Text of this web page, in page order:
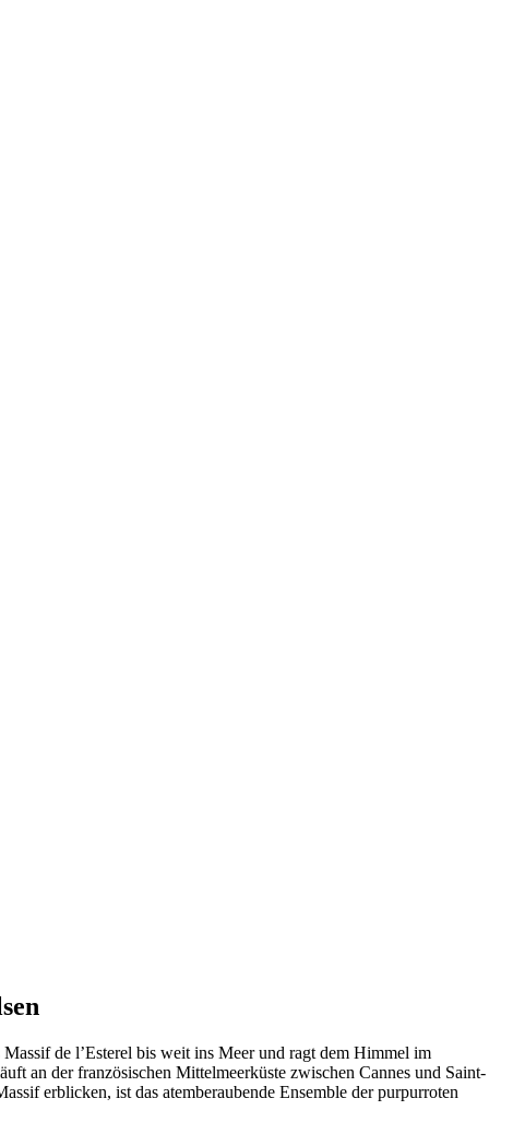
de l’Esterel bis weit ins Meer und ragt dem Himmel im
an der französischen Mittelmeerküste zwischen Cannes und Saint-
erblicken, ist das atemberaubende Ensemble der purpurroten